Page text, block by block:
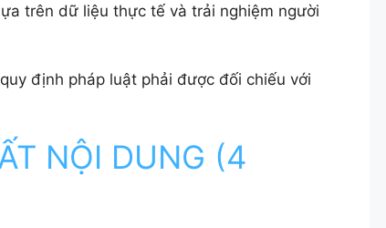
trên dữ liệu thực tế và trải nghiệm người
định pháp luật phải được đối chiếu với
NỘI DUNG (4